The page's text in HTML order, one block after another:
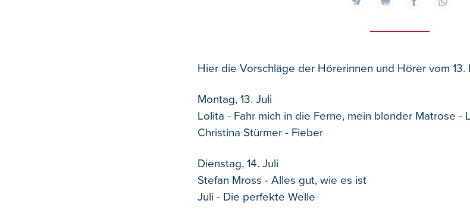
Hier die Vorschläge der Hörerinnen und Hörer vom 13.
Montag, 13. Juli
Lolita - Fahr mich in die Ferne, mein blonder Matrose -
Christina Stürmer - Fieber
Dienstag, 14. Juli
Stefan Mross - Alles gut, wie es ist
Juli - Die perfekte Welle